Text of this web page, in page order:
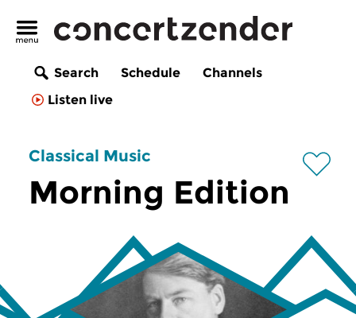
Search Schedule
Channels
Listen live
Classical Music
Morning Edition